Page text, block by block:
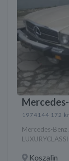
1974 144 172
Mercedes-Benz
Koszalin